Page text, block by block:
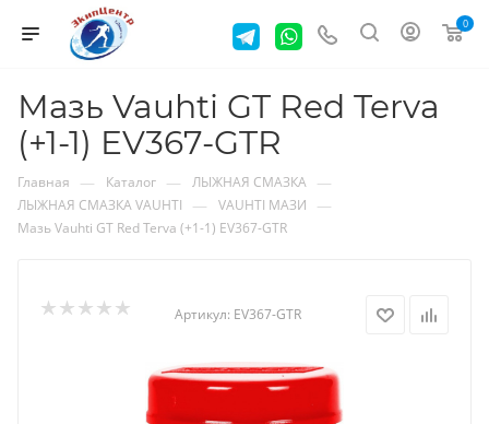
0
Мазь Vauhti GT Red Terva
(+1-1) EV367-GTR
Главная — Каталог — ЛЫЖНАЯ СМАЗКА —
ЛЫЖНАЯ СМАЗКА VAUHTI — VAUHTI МАЗИ —
Мазь Vauhti GT Red Terva (+1-1) EV367-GTR
Артикул: EV367-GTR